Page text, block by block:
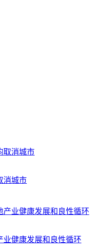
消城市
业健康发展和良性循环